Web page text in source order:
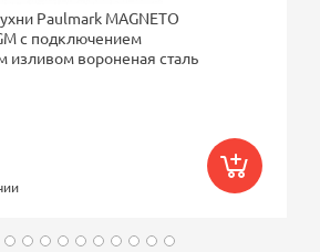
Paulmark MAGNETO
с подключением
изливом вороненая сталь